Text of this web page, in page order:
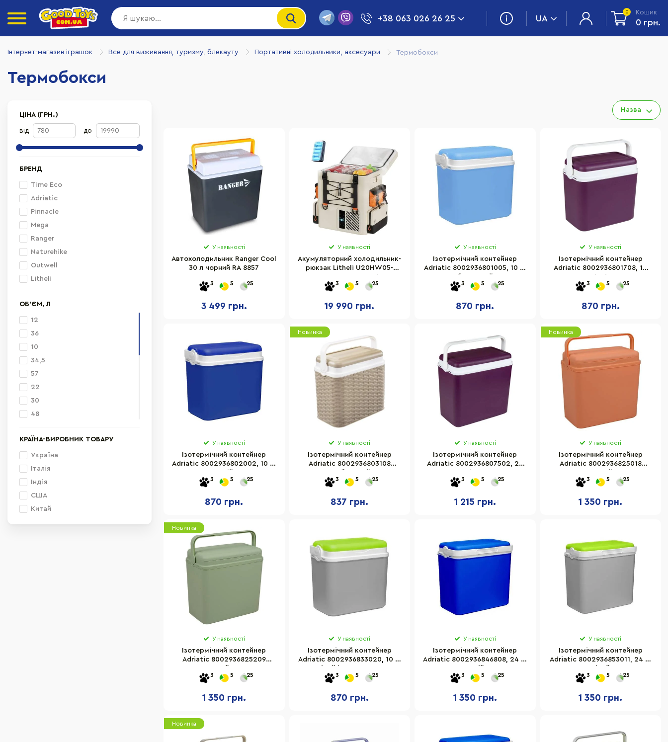
+38 063 026 26 25 UA
0 Кошик
0 грн.
Інтернет-магазин іграшок Все для виживання, туризму, блекауту Портативні холодильники, аксесуари Термобокси
Термобокси
ЦІНА (ГРН.)
від до
БРЕНД
Time Eco
Adriatic
Pinnacle
Mega
Ranger
Naturehike
Outwell
Litheli
ОБ'ЄМ, Л
12
36
10
34,5
57
22
30
48
11
4,5
25
32
24
6
КРАЇНА-ВИРОБНИК ТОВАРУ
Україна
Італія
Індія
США
Китай
Назва
У наявності
Автохолодильник Ranger Cool
30 л чорний RA 8857
3 5 25
3 499 грн.
У наявності
Акумуляторний холодильник-
рюкзак Litheli U20HW05-
павербанка 16 л
3 5 25
19 990 грн.
У наявності
Ізотермічний контейнер
Adriatic 8002936801005, 10 л,
3 5 25
870 грн.
У наявності
Ізотермічний контейнер
Adriatic 8002936801708, 10
3 5 25
870 грн.
У наявності
Ізотермічний контейнер
Adriatic 8002936802002, 10 л,
3 5 25
870 грн.
Новинка
У наявності
Ізотермічний контейнер
Adriatic 8002936803108
3 5 25
837 грн.
У наявності
Ізотермічний контейнер
Adriatic 8002936807502, 24
3 5 25
1 215 грн.
Новинка
У наявності
Ізотермічний контейнер
Adriatic 8002936825018
3 5 25
1 350 грн.
Новинка
У наявності
Ізотермічний контейнер
Adriatic 8002936825209
3 5 25
1 350 грн.
У наявності
Ізотермічний контейнер
Adriatic 8002936833020, 10 л,
3 5 25
870 грн.
У наявності
Ізотермічний контейнер
Adriatic 8002936846808, 24 л,
3 5 25
1 350 грн.
У наявності
Ізотермічний контейнер
Adriatic 8002936853011, 24 л,
3 5 25
1 350 грн.
Новинка